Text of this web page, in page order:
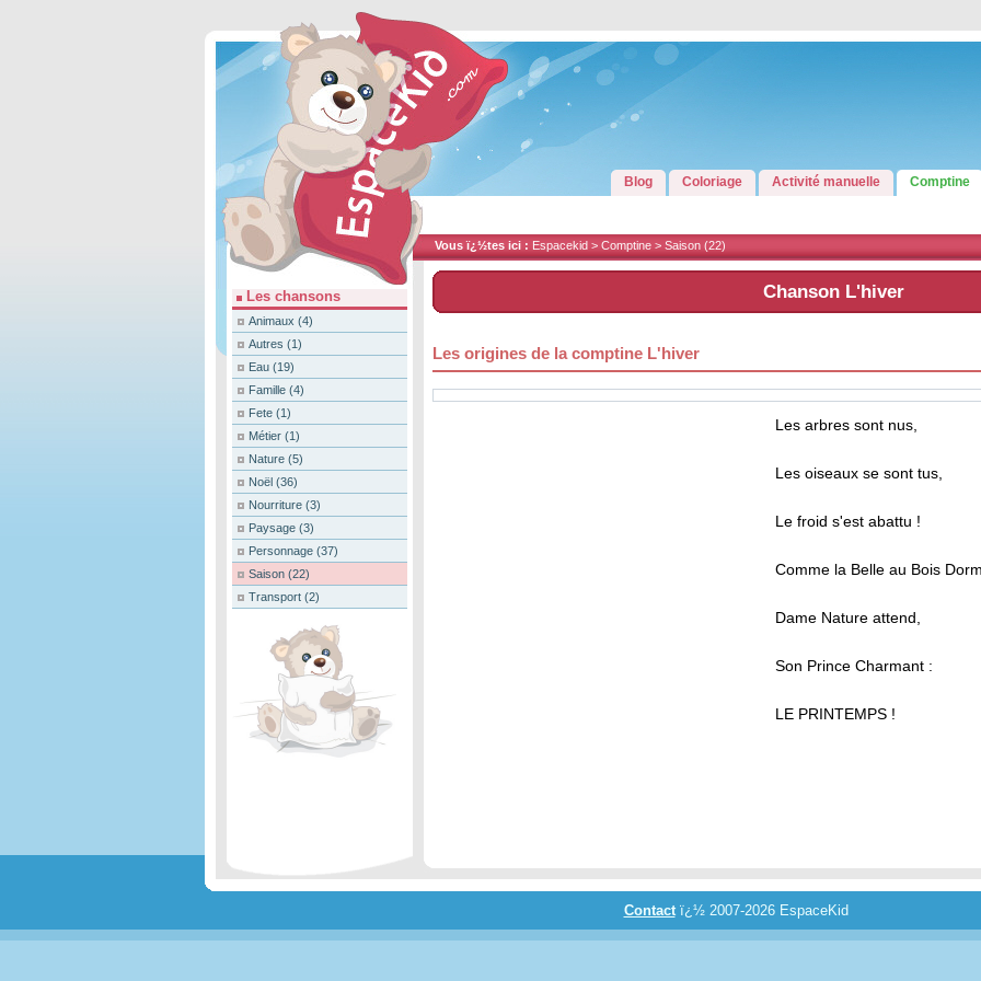
Blog Coloriage Activité manuelle Comptine
Vous ï¿½tes ici : Espacekid > Comptine > Saison (22)
Les chansons
Animaux (4)
Autres (1)
Eau (19)
Famille (4)
Fete (1)
Métier (1)
Nature (5)
Noël (36)
Nourriture (3)
Paysage (3)
Personnage (37)
Saison (22)
Transport (2)
Chanson L'hiver
Les origines de la comptine L'hiver
Les arbres sont nus,
Les oiseaux se sont tus,
Le froid s'est abattu !
Comme la Belle au Bois
Dame Nature attend,
Son Prince Charmant :
LE PRINTEMPS !
Contactï¿½ 2007-2026 EspaceKid